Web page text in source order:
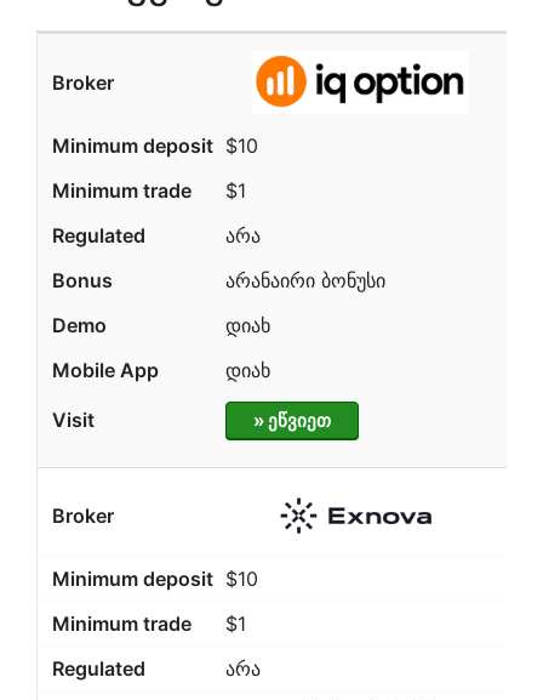
$10
$1
არა
არანაირი ბონუსი
დიახ
დიახ
» ეწვიეთ
$10
$1
არა